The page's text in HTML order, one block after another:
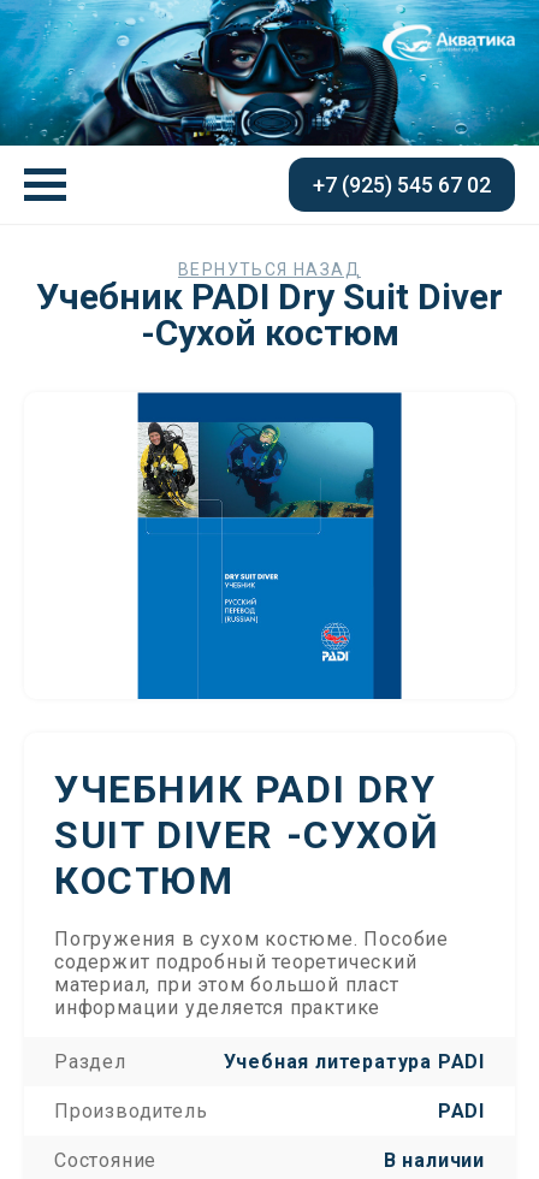
+7 (925) 545 67 02
ВЕРНУТЬСЯ НАЗАД
Учебник PADI Dry Suit Diver
-Сухой костюм
УЧЕБНИК PADI DRY
SUIT DIVER -СУХОЙ
КОСТЮМ
Погружения в сухом костюме. Пособие
содержит подробный теоретический
материал, при этом большой пласт
информации уделяется практике
Раздел Учебная литература PADI
Производитель PADI
Состояние В наличии